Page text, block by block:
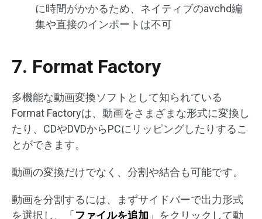
に時間がかかるため、ネイティブのavchd編
集や直接のインポートは不可
7. Format Factory
多機能な動画変換ソフトとして知られている
Format Factoryは、動画をさまざまな形式に変換し
たり、CDやDVDからPCにリッピングしたりするこ
とができます。
動画の変換だけでなく、分割や結合も可能です。
動画を分割するには、まずサイドバーで出力形式
を選択し、「 ファイルを追加 」をクリックして動